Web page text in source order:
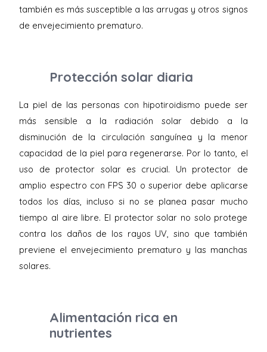
también es más susceptible a las arrugas y otros signos
de envejecimiento prematuro.
Protección solar diaria
La piel de las personas con hipotiroidismo puede ser
más sensible a la radiación solar debido a la
disminución de la circulación sanguínea y la menor
capacidad de la piel para regenerarse. Por lo tanto, el
uso de protector solar es crucial. Un protector de
amplio espectro con FPS 30 o superior debe aplicarse
todos los días, incluso si no se planea pasar mucho
tiempo al aire libre. El protector solar no solo protege
contra los daños de los rayos UV, sino que también
previene el envejecimiento prematuro y las manchas
solares.
Alimentación rica en
nutrientes